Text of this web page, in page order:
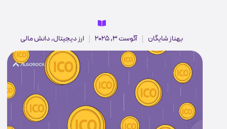
بهناز شایگان آگوست 3, 2025 ارز دیجیتال,دانش مالی